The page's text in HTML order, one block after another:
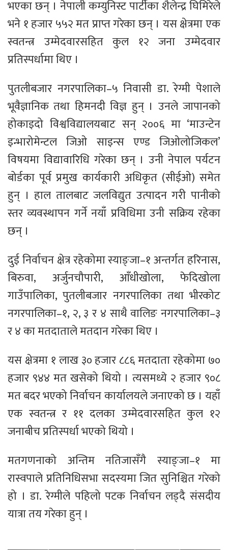
भएका छन् । नेपाली कम्युनिस्ट पार्टीका शैलेन्द्र घिमिरेले
भने १ हजार ५५२ मत प्राप्त गरेका छन् । यस क्षेत्रमा एक
स्वतन्त्र उम्मेदवारसहित कुल १२ जना उम्मेदवार
प्रतिस्पर्धामा थिए ।
पुतलीबजार नगरपालिका–५ निवासी डा. रेग्मी पेशाले
भूवैज्ञानिक तथा हिमनदी विज्ञ हुन् । उनले जापानको
होकाइदो विश्वविद्यालयबाट सन् २००६ मा ‘माउन्टेन
इन्भारोमेन्टल जिओ साइन्स एण्ड जिओलोजिकल’
विषयमा विद्यावारिधि गरेका छन् । उनी नेपाल पर्यटन
बोर्डका पूर्व प्रमुख कार्यकारी अधिकृत (सीईओ) समेत
हुन् । हाल तालबाट जलविद्युत उत्पादन गरी पानीको
स्तर व्यवस्थापन गर्ने नयाँ प्रविधिमा उनी सक्रिय रहेका
छन् ।
दुई निर्वाचन क्षेत्र रहेकोमा स्याङ्जा–१ अन्तर्गत हरिनास,
बिरुवा, अर्जुनचौपारी, आँधीखोला, फेदिखोला
गाउँपालिका, पुतलीबजार नगरपालिका तथा भीरकोट
नगरपालिका–१, २, ३ र ४ साथै वालिङ नगरपालिका–३
र ४ का मतदाताले मतदान गरेका थिए ।
यस क्षेत्रमा १ लाख ३० हजार ८८६ मतदाता रहेकोमा ७०
हजार ९४४ मत खसेको थियो । त्यसमध्ये २ हजार ९०८
मत बदर भएको निर्वाचन कार्यालयले जनाएको छ । यहाँ
एक स्वतन्त्र र ११ दलका उम्मेदवारसहित कुल १२
जनाबीच प्रतिस्पर्धा भएको थियो ।
मतगणनाको अन्तिम नतिजासँगै स्याङ्जा–१ मा
रास्वपाले प्रतिनिधिसभा सदस्यमा जित सुनिश्चित गरेको
हो । डा. रेग्मीले पहिलो पटक निर्वाचन लड्दै संसदीय
यात्रा तय गरेका हुन् ।